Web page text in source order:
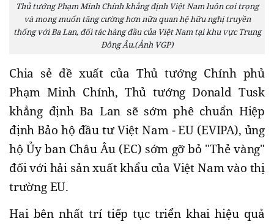
Thủ tướng Phạm Minh Chính khẳng định Việt Nam luôn coi trọng
và mong muốn tăng cường hơn nữa quan hệ hữu nghị truyền
thống với Ba Lan, đối tác hàng đầu của Việt Nam tại khu vực Trung
Đông Âu.(Ảnh VGP)
Chia sẻ đề xuất của Thủ tướng Chính phủ
Phạm Minh Chính, Thủ tướng Donald Tusk
khẳng định Ba Lan sẽ sớm phê chuẩn Hiệp
định Bảo hộ đầu tư Việt Nam - EU (EVIPA), ủng
hộ Ủy ban Châu Âu (EC) sớm gỡ bỏ "Thẻ vàng"
đối với hải sản xuất khẩu của Việt Nam vào thị
trường EU.
Hai bên nhất trí tiếp tục triển khai hiệu quả